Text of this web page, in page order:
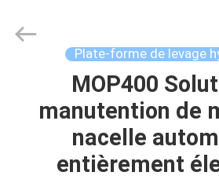
MAISON
MACHINERY
Plate-forme de levage
MOP400
manutention de
nacelle
entièrement